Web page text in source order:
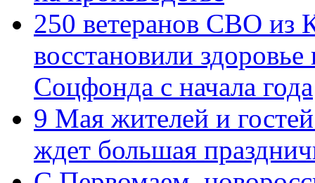
250 ветеранов СВО из
восстановили
Соцфонда с начала года
9 Мая жителей и
ждет большая